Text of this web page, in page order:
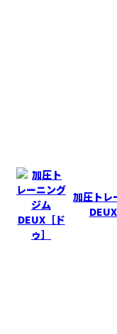
加圧トレ
加圧ベルト
2015-2-6
FacebookでＣ・
加圧ベルトらし
とうとう彼も加
と思いましたが